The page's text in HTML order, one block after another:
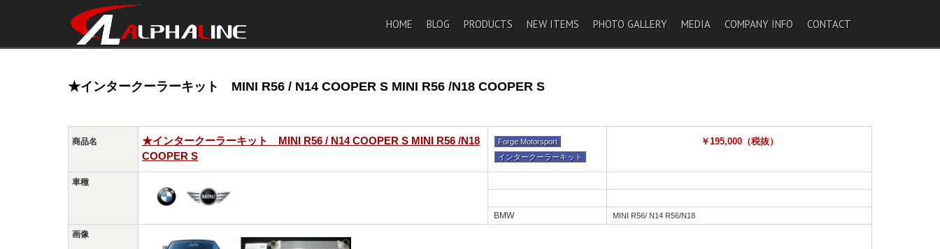
HOME BLOG PRODUCTS NEW ITEMS PHOTO GALLERY MEDIA COMPANY INFO CONTACT
★インタークーラーキット MINI R56 / N14 COOPER S MINI R56 /N18 COOPER S
商品名
★インタークーラーキット MINI R56 / N14 COOPER S MINI R56 /N18
COOPER S
Forge Motorsport
インタークーラーキット
￥195,000（税抜）
車種
BMW MINI R56/ N14 R56/N18
画像